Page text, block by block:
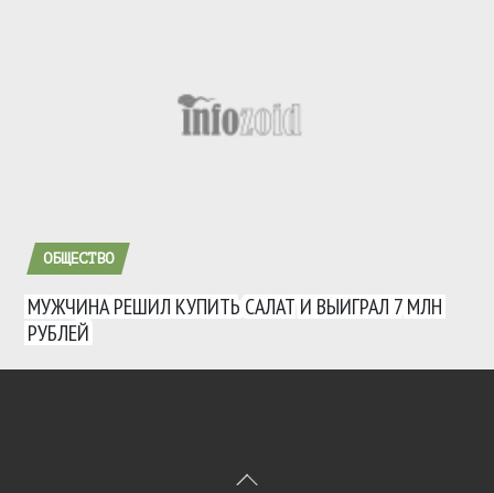
ОБЩЕСТВО
МУЖЧИНА РЕШИЛ КУПИТЬ САЛАТ И ВЫИГРАЛ 7 МЛН
РУБЛЕЙ